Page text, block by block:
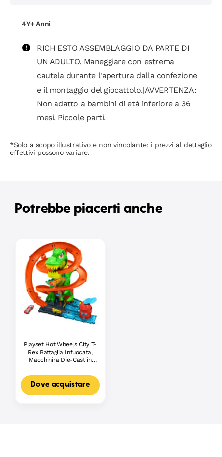
4Y+ Anni
RICHIESTO ASSEMBLAGGIO DA PARTE DI
UN ADULTO. Maneggiare con estrema
cautela durante l'apertura dalla confezione
e il montaggio del giocattolo.|AVVERTENZA:
Non adatto a bambini di età inferiore a 36
mesi. Piccole parti.
*Solo a scopo illustrativo e non vincolante; i prezzi al dettaglio
effettivi possono variare.
Potrebbe piacerti anche
Playset Hot Wheels City T-
Rex Battaglia Infuocata,
Macchinina Die-Cast in
Nemico
Dove acquistare